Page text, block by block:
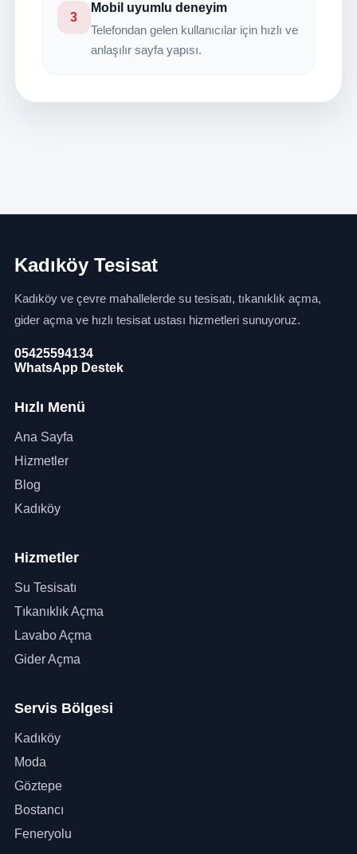
3
Mobil uyumlu deneyim
Telefondan gelen kullanıcılar için hızlı ve
anlaşılır sayfa yapısı.
Kadıköy Tesisat
Kadıköy ve çevre mahallelerde su tesisatı, tıkanıklık açma,
gider açma ve hızlı tesisat ustası hizmetleri sunuyoruz.
05425594134
WhatsApp Destek
Hızlı Menü
Ana Sayfa
Hizmetler
Blog
Kadıköy
Hizmetler
Su Tesisatı
Tıkanıklık Açma
Lavabo Açma
Gider Açma
Servis Bölgesi
Kadıköy
Moda
Göztepe
Bostancı
Feneryolu